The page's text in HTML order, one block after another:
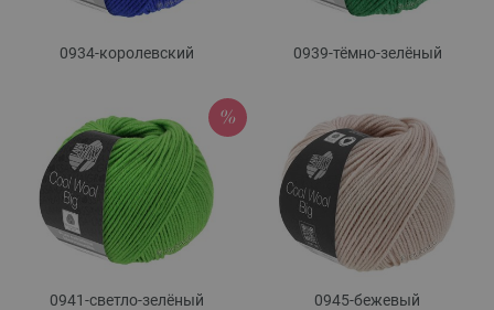
0934-королевский 0939-тёмно-зелёный
0941-светло-зелёный 0945-бежевый